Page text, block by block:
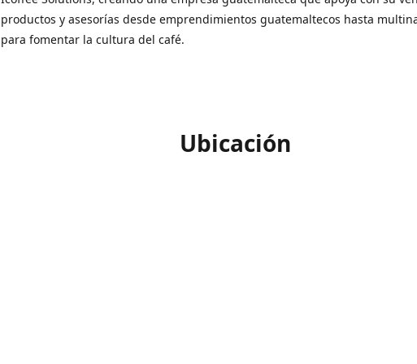
productos y asesorías desde emprendimientos guatemaltecos hasta
para fomentar la cultura del café.
Ubicación